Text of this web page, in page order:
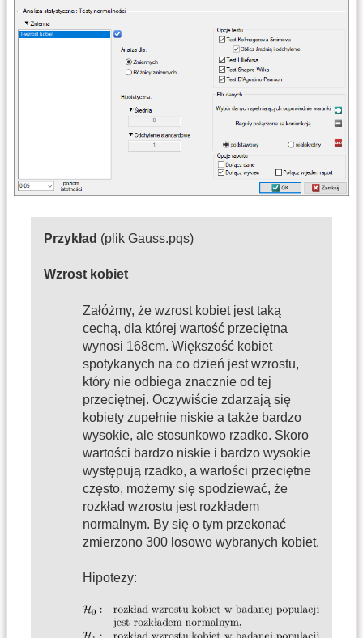
Przykład (plik Gauss.pqs)
Wzrost kobiet
Załóżmy, że wzrost kobiet jest taką
cechą, dla której wartość przeciętna
wynosi 168cm. Większość kobiet
spotykanych na co dzień jest wzrostu,
który nie odbiega znacznie od tej
przeciętnej. Oczywiście zdarzają się
kobiety zupełnie niskie a także bardzo
wysokie, ale stosunkowo rzadko. Skoro
wartości bardzo niskie i bardzo wysokie
występują rzadko, a wartości przeciętne
często, możemy się spodziewać, że
rozkład wzrostu jest rozkładem
normalnym. By się o tym przekonać
zmierzono 300 losowo wybranych kobiet.
Hipotezy: